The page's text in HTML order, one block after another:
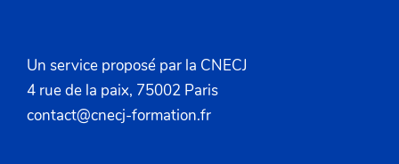
Un service proposé par la CNECJ
4 rue de la paix, 75002 Paris
contact@cnecj-formation.fr